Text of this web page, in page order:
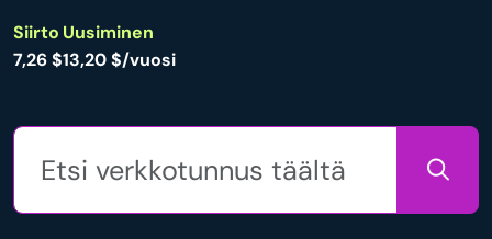
Siirto
7,26 $
Uusiminen
13,20 $/vuosi